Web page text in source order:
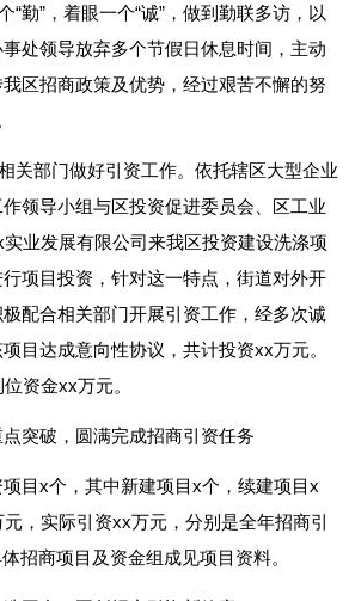
“勤”，着眼一个“诚”，做到勤联多访，以
处领导放弃多个节假日休息时间，主动
区招商政策及优势，经过艰苦不懈的努
关部门做好引资工作。依托辖区大型企业
领导小组与区投资促进委员会、区工业
业发展有限公司来我区投资建设洗涤项
项目投资，针对这一特点，街道对外开
配合相关部门开展引资工作，经多次诚
目达成意向性协议，共计投资xx万元。
资金xx万元。
突破，圆满完成招商引资任务
目x个，其中新建项目x个，续建项目x
，实际引资xx万元，分别是全年招商引
招商项目及资金组成见项目资料。